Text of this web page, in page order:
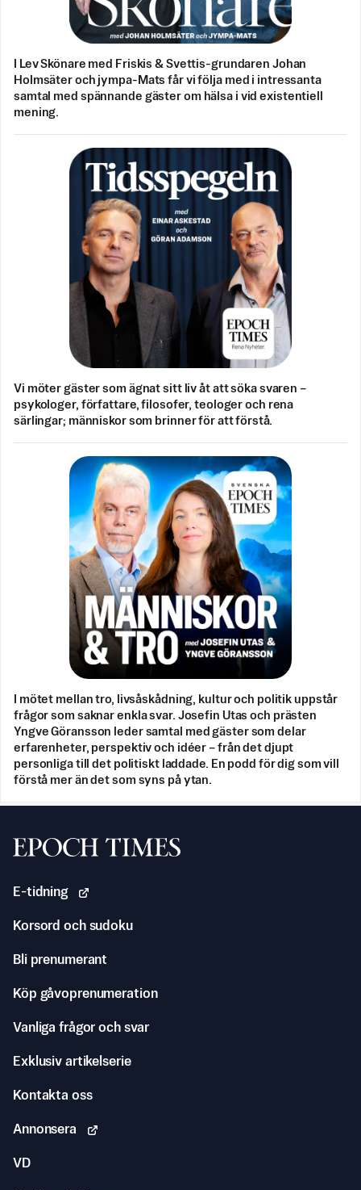
I Lev Skönare med Friskis & Svettis-grundaren Johan
Holmsäter och jympa-Mats får vi följa med i intressanta
samtal med spännande gäster om hälsa i vid existentiell
mening.
Vi möter gäster som ägnat sitt liv åt att söka svaren –
psykologer, författare, filosofer, teologer och rena
särlingar; människor som brinner för att förstå.
I mötet mellan tro, livsåskådning, kultur och politik uppstår
frågor som saknar enkla svar. Josefin Utas och prästen
Yngve Göransson leder samtal med gäster som delar
erfarenheter, perspektiv och idéer – från det djupt
personliga till det politiskt laddade. En podd för dig som vill
förstå mer än det som syns på ytan.
Svenska Epoch Times
E-tidning
Korsord och sudoku
Bli prenumerant
Köp gåvoprenumeration
Vanliga frågor och svar
Exklusiv artikelserie
Kontakta oss
Annonsera
VD